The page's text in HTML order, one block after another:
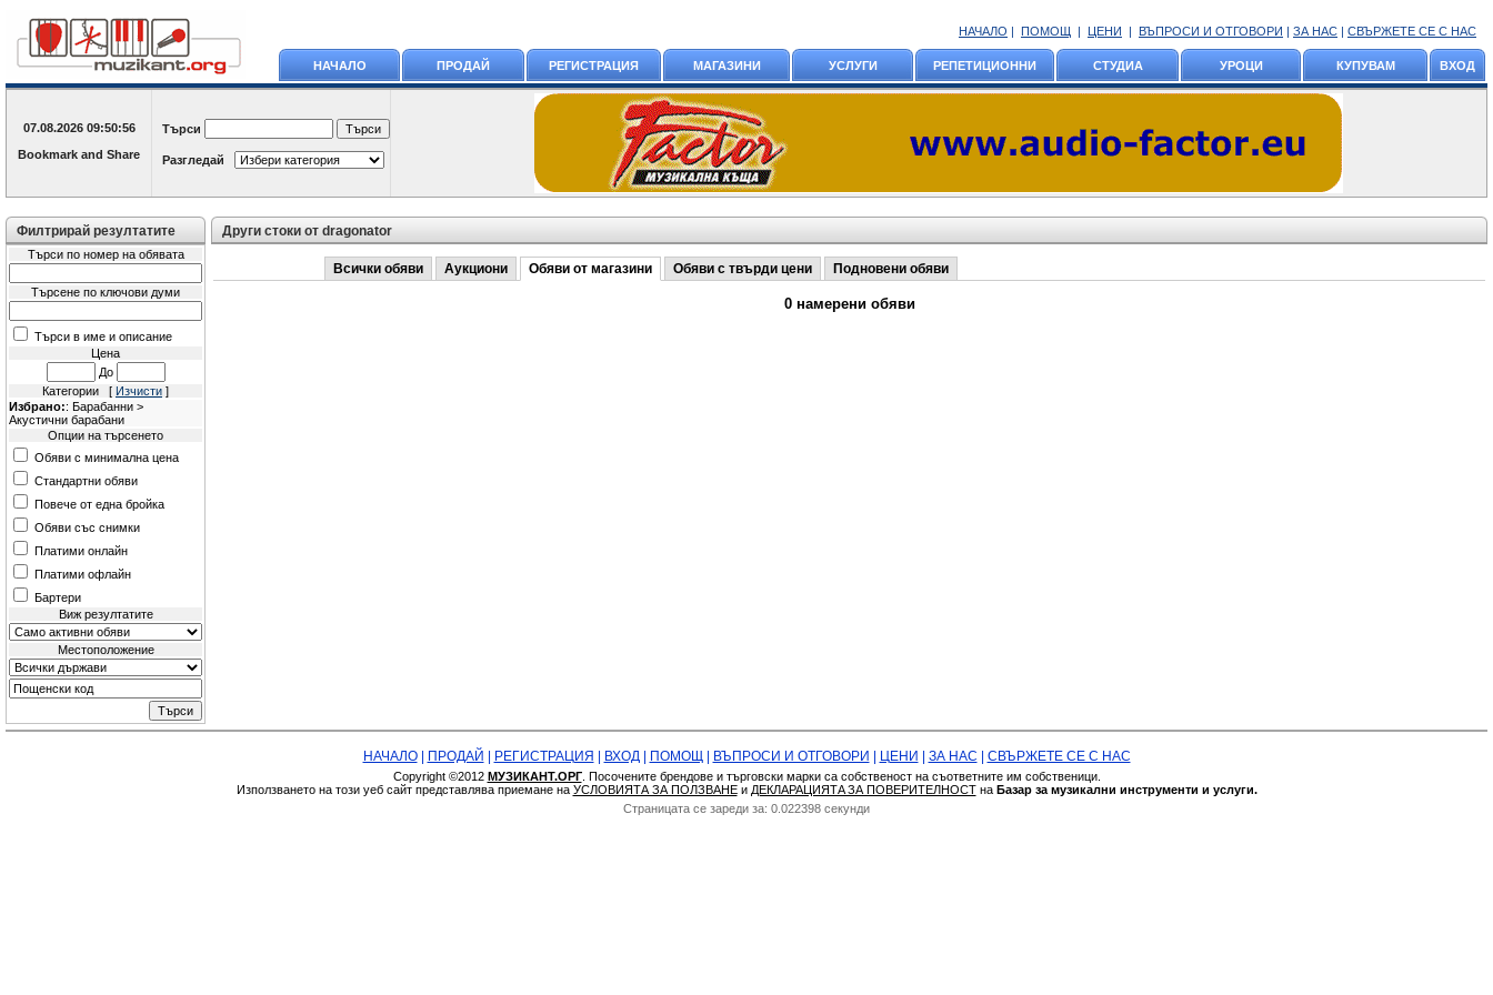
НАЧАЛО | ПОМОЩ | ЦЕНИ | ВЪПРОСИ И ОТГОВОРИ | ЗА НАС | СВЪРЖЕТЕ СЕ С НАС
НАЧАЛО ПРОДАЙ РЕГИСТРАЦИЯ МАГАЗИНИ УСЛУГИ РЕПЕТИЦИОННИ СТУДИА УРОЦИ КУПУВАМ ВХОД
07.08.2026 09:50:56 Търси
Разгледай
Филтрирай резултатите
Търси по номер на обявата
Търсене по ключови думи
Търси в име и описание
Цена
До
Категории [ Изчисти ]
Избрано:: Барабанни >
Акустични барабани
Опции на търсенето
Обяви с минимална цена
Стандартни обяви
Повече от една бройка
Обяви със снимки
Платими онлайн
Платими офлайн
Бартери
Виж резултатите
Местоположение
Други стоки от dragonator
Всички обяви Аукциони Обяви от магазини Обяви с твърди цени Подновени обяви
0 намерени обяви
НАЧАЛО| ПРОДАЙ РЕГИСТРАЦИЯ ВХОД| ПОМОЩ| ВЪПРОСИ И ОТГОВОРИ ЦЕНИ ЗА НАС СВЪРЖЕТЕ СЕ С НАС
Copyright ©2012 МУЗИКАНТ.ОРГ. Посочените брендове и търговски марки са собственост на съответните им собственици.
Използването на този уеб сайт представлява приемане на УСЛОВИЯТА ЗА ПОЛЗВАНЕи ДЕКЛАРАЦИЯТA ЗА ПОВЕРИТЕЛНОСТна Базар за музикални инструменти и услуги.
Страницата се зареди за: 0.022398 секунди